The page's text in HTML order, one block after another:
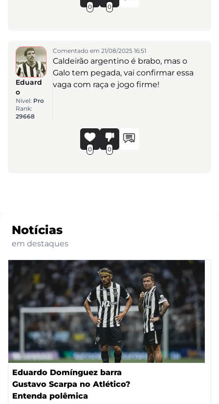
0 0
Eduard
o
Nível: Pro
Rank:
29668
Comentado em 21/08/2025 16:51
Caldeirão argentino é brabo, mas o
Galo tem pegada, vai confirmar essa
vaga com raça e jogo firme!
0 0
Notícias
em destaques
Eduardo Domínguez barra
Gustavo Scarpa no Atlético?
Entenda polêmica